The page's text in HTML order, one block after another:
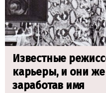
Известные
карьеры, и они же
заработав имя